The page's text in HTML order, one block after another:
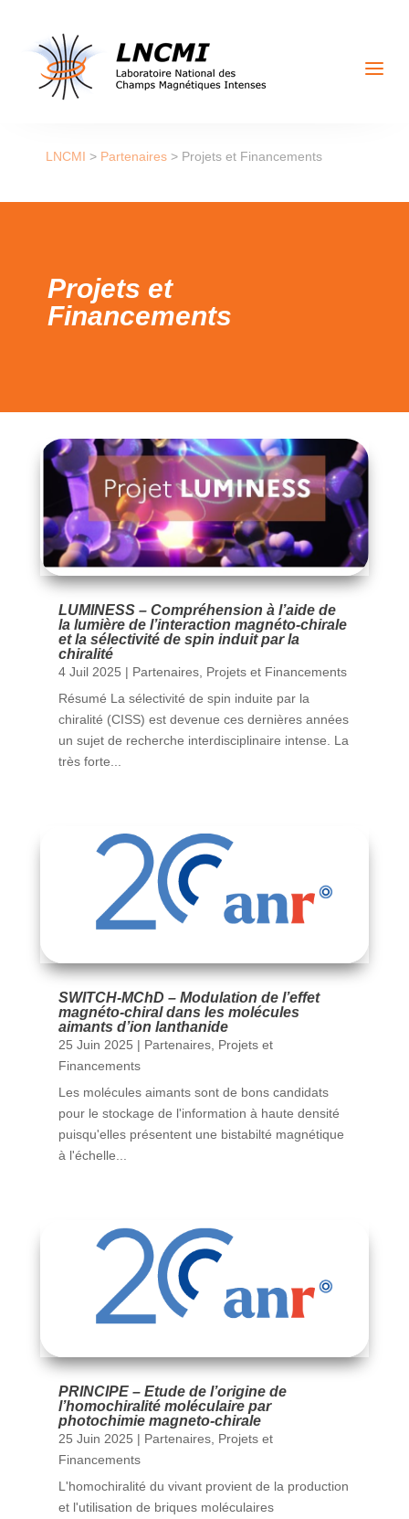
a
LNCMI > Partenaires> Projets et Financements
Projets et
Financements
LUMINESS – Compréhension à l’aide de
la lumière de l’interaction magnéto-chirale
et la sélectivité de spin induit par la
chiralité
4 Juil 2025 | Partenaires, Projets et Financements
Résumé La sélectivité de spin induite par la
chiralité (CISS) est devenue ces dernières années
un sujet de recherche interdisciplinaire intense. La
très forte...
SWITCH-MChD – Modulation de l’effet
magnéto-chiral dans les molécules
aimants d’ion lanthanide
25 Juin 2025 | Partenaires, Projets et
Financements
Les molécules aimants sont de bons candidats
pour le stockage de l'information à haute densité
puisqu'elles présentent une bistabilté magnétique
à l'échelle...
PRINCIPE – Etude de l’origine de
l’homochiralité moléculaire par
photochimie magneto-chirale
25 Juin 2025 | Partenaires, Projets et
Financements
L'homochiralité du vivant provient de la production
et l'utilisation de briques moléculaires